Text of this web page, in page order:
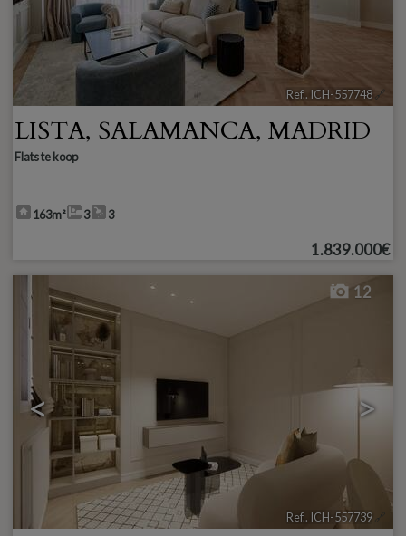
Ref.. ICH-557748🔗
LISTA, SALAMANCA, MADRID
Flats te koop
163m² 3 3
1.839.000€
< >
12
Ref.. ICH-557739 🔗